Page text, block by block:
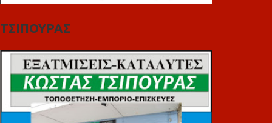
ΤΣΙΠΟΥΡΑΣ